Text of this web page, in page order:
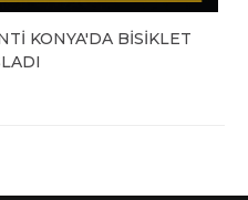
KONYA'DA BİSİKLET